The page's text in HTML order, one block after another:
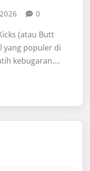
0
(atau Butt
yang populer di
kebugaran.…